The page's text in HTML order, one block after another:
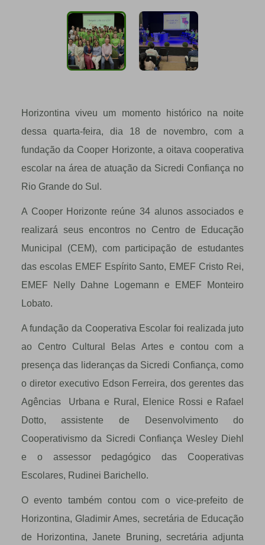
Horizontina viveu um momento histórico na noite
dessa quarta-feira, dia 18 de novembro, com a
fundação da Cooper Horizonte, a oitava cooperativa
escolar na área de atuação da Sicredi Confiança no
Rio Grande do Sul.
A Cooper Horizonte reúne 34 alunos associados e
realizará seus encontros no Centro de Educação
Municipal (CEM), com participação de estudantes
das escolas EMEF Espírito Santo, EMEF Cristo Rei,
EMEF Nelly Dahne Logemann e EMEF Monteiro
Lobato.
A fundação da Cooperativa Escolar foi realizada juto
ao Centro Cultural Belas Artes e contou com a
presença das lideranças da Sicredi Confiança, como
o diretor executivo Edson Ferreira, dos gerentes das
Agências Urbana e Rural, Elenice Rossi e Rafael
Dotto, assistente de Desenvolvimento do
Cooperativismo da Sicredi Confiança Wesley Diehl
e o assessor pedagógico das Cooperativas
Escolares, Rudinei Barichello.
O evento também contou com o vice-prefeito de
Horizontina, Gladimir Ames, secretária de Educação
de Horizontina, Janete Bruning, secretária adjunta